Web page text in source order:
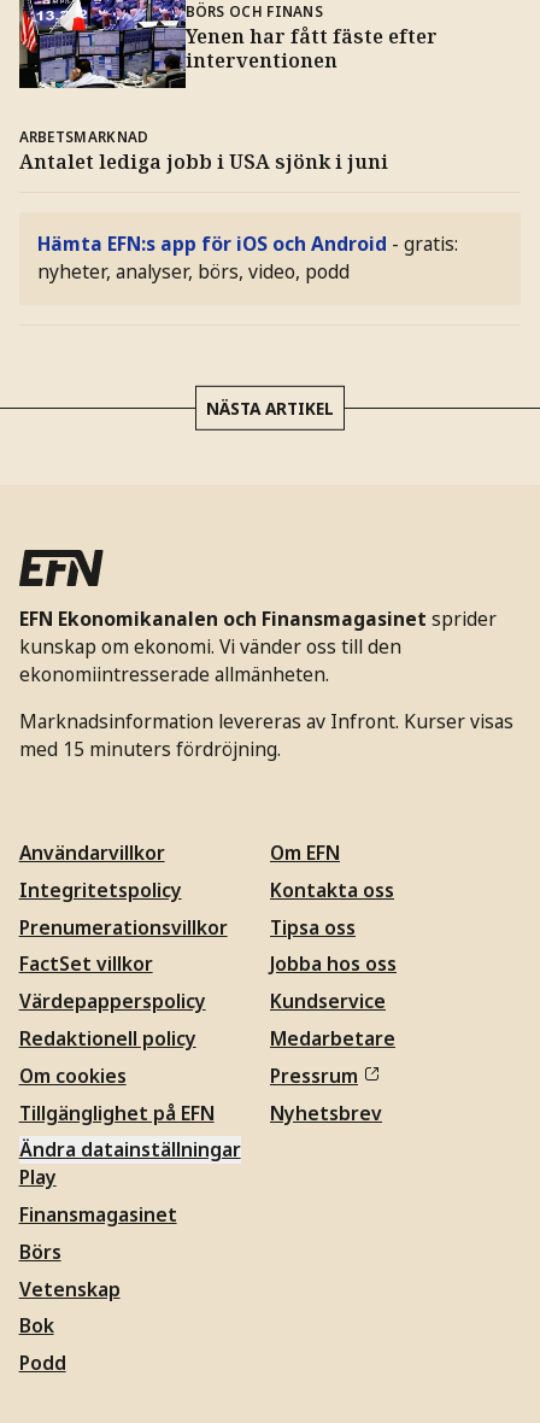
BÖRS OCH FINANS
Yenen har fått fäste efter
interventionen
ARBETSMARKNAD
Antalet lediga jobb i USA sjönk i juni
Hämta EFN:s app för iOS och Android - gratis:
nyheter, analyser, börs, video, podd
NÄSTA ARTIKEL
EFN Ekonomikanalen och Finansmagasinet sprider
kunskap om ekonomi. Vi vänder oss till den
ekonomiintresserade allmänheten.
Marknadsinformation levereras av Infront. Kurser visas
med 15 minuters fördröjning.
Användarvillkor
Integritetspolicy
Prenumerationsvillkor
FactSet villkor
Värdepapperspolicy
Redaktionell policy
Om cookies
Tillgänglighet på EFN
Ändra datainställningar
Om EFN
Kontakta oss
Tipsa oss
Jobba hos oss
Kundservice
Medarbetare
Pressrum
Nyhetsbrev
Play
Finansmagasinet
Börs
Vetenskap
Bok
Podd